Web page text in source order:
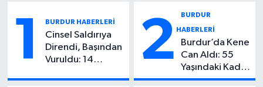
1 BURDUR HABERLERİ
Cinsel Saldırıya
Direndi, Başından
Vuruldu: 14
2 BURDUR
HABERLERİ
Burdur’da Kene
Can Aldı: 55
Yaşındaki Kadın
Hayatını